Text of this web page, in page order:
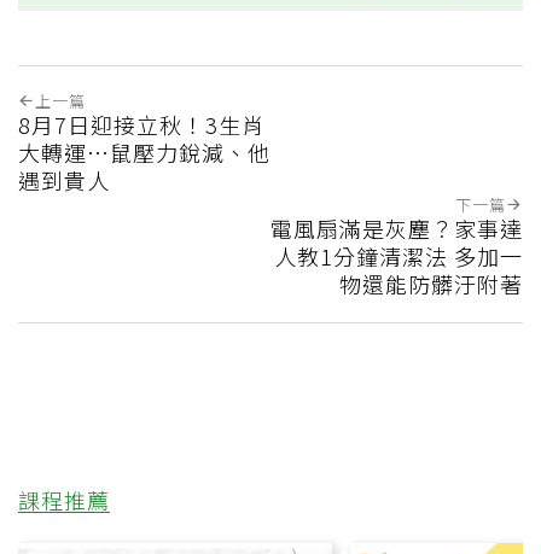
上一篇
8月7日迎接立秋！3生肖
大轉運…鼠壓力銳減、他
遇到貴人
下一篇
電風扇滿是灰塵？家事達
人教1分鐘清潔法 多加一
物還能防髒汙附著
課程推薦